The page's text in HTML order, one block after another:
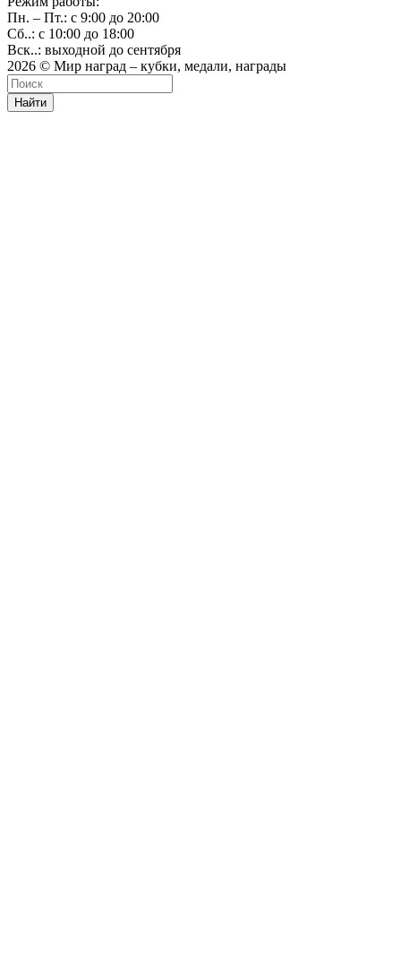
Пн. – Пт.: с 9:00 до 20:00
Сб..: с 10:00 до 18:00
Вск..: выходной до сентября
2026 © Мир наград – кубки, медали, награды
Найти